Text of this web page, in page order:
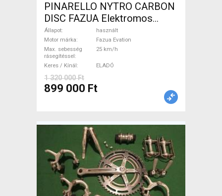
PINARELLO NYTRO CARBON
DISC FAZUA Elektromos
Országúti / Gravel Fazua
Evation használt ELADÓ
Állapot
használt
Motor márka
Fazua Evation
Max. sebesség
rásegítéssel
25 km/h
Keres / Kínál ELADÓ
1 320 000 Ft
899 000 Ft